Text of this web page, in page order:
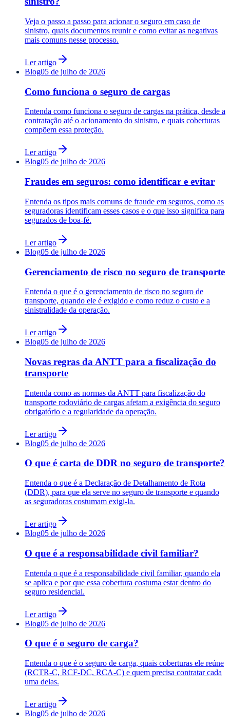
Veja o passo a passo para acionar o seguro em caso de
sinistro, quais documentos reunir e como evitar as negativas
mais comuns nesse processo.
Ler artigo
Blog05 de julho de 2026
Como funciona o seguro de cargas
Entenda como funciona o seguro de cargas na prática, desde a
contratação até o acionamento do sinistro, e quais coberturas
compõem essa proteção.
Ler artigo
Blog05 de julho de 2026
Fraudes em seguros: como identificar e evitar
Entenda os tipos mais comuns de fraude em seguros, como as
seguradoras identificam esses casos e o que isso significa para
segurados de boa-fé.
Ler artigo
Blog05 de julho de 2026
Gerenciamento de risco no seguro de transporte
Entenda o que é o gerenciamento de risco no seguro de
transporte, quando ele é exigido e como reduz o custo e a
sinistralidade da operação.
Ler artigo
Blog05 de julho de 2026
Novas regras da ANTT para a fiscalização do
transporte
Entenda como as normas da ANTT para fiscalização do
transporte rodoviário de cargas afetam a exigência do seguro
obrigatório e a regularidade da operação.
Ler artigo
Blog05 de julho de 2026
O que é carta de DDR no seguro de transporte?
Entenda o que é a Declaração de Detalhamento de Rota
(DDR), para que ela serve no seguro de transporte e quando
as seguradoras costumam exigi-la.
Ler artigo
Blog05 de julho de 2026
O que é a responsabilidade civil familiar?
Entenda o que é a responsabilidade civil familiar, quando ela
se aplica e por que essa cobertura costuma estar dentro do
seguro residencial.
Ler artigo
Blog05 de julho de 2026
O que é o seguro de carga?
Entenda o que é o seguro de carga, quais coberturas ele reúne
(RCTR-C, RCF-DC, RCA-C) e quem precisa contratar cada
uma delas.
Ler artigo
Blog05 de julho de 2026